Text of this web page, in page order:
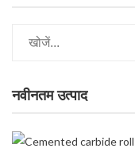
नवीनतम उत्पाद